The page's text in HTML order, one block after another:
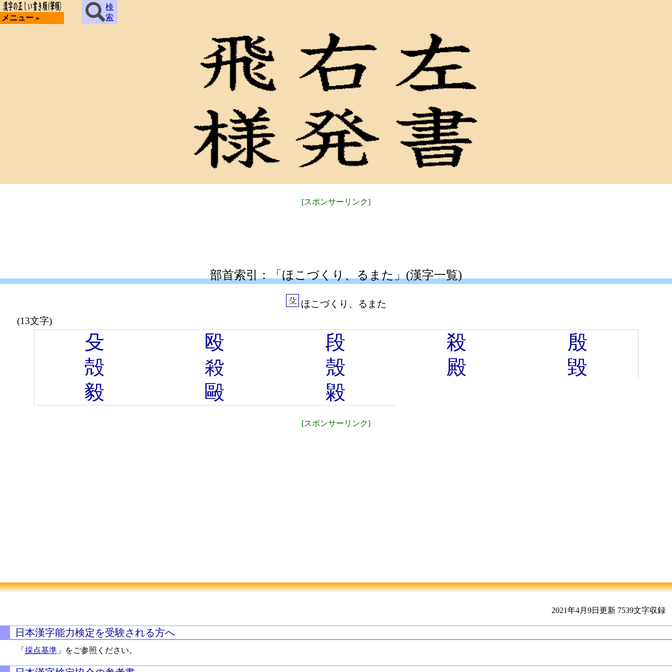
メニュー »
検
索
[スポンサーリンク]
部首索引：「ほこづくり、るまた」(漢字一覧)
ほこづくり、るまた
(13文字)
殳 殴 段 殺
殷
殻
殺 殼 殿
毀
毅
毆 毇
[スポンサーリンク]
2021年4月9日更新 7539文字収録
日本漢字能力検定を受験される方へ
「 採点基準」をご参照ください。